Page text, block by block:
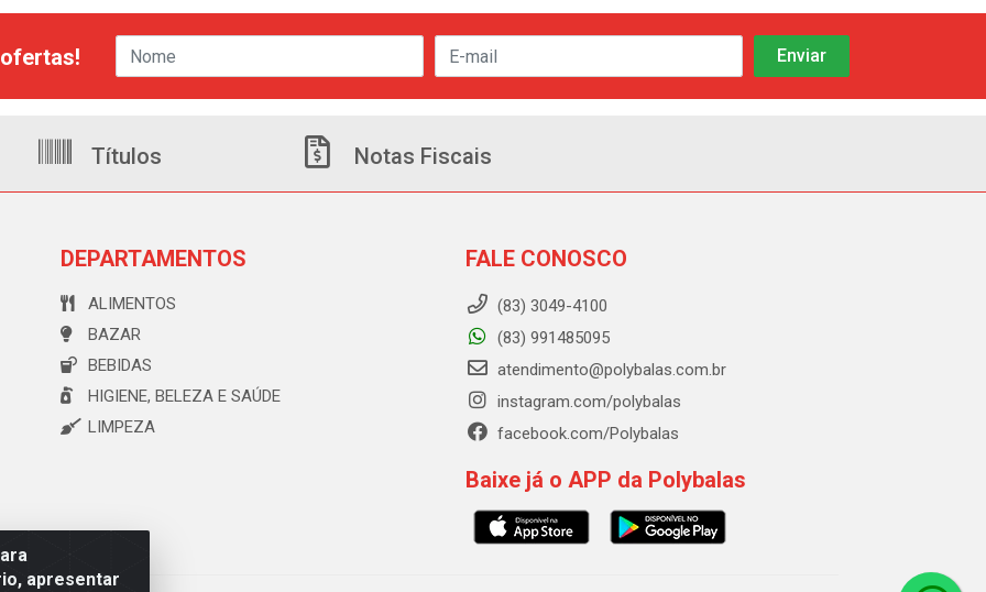
apresentar
Títulos Notas Fiscais
DEPARTAMENTOS
ALIMENTOS
BAZAR
BEBIDAS
HIGIENE, BELEZA E SAÚDE
LIMPEZA
FALE CONOSCO
(83) 3049-4100
(83) 991485095
atendimento@polybalas.com.br
instagram.com/polybalas
facebook.com/Polybalas
Baixe já o APP da Polybalas